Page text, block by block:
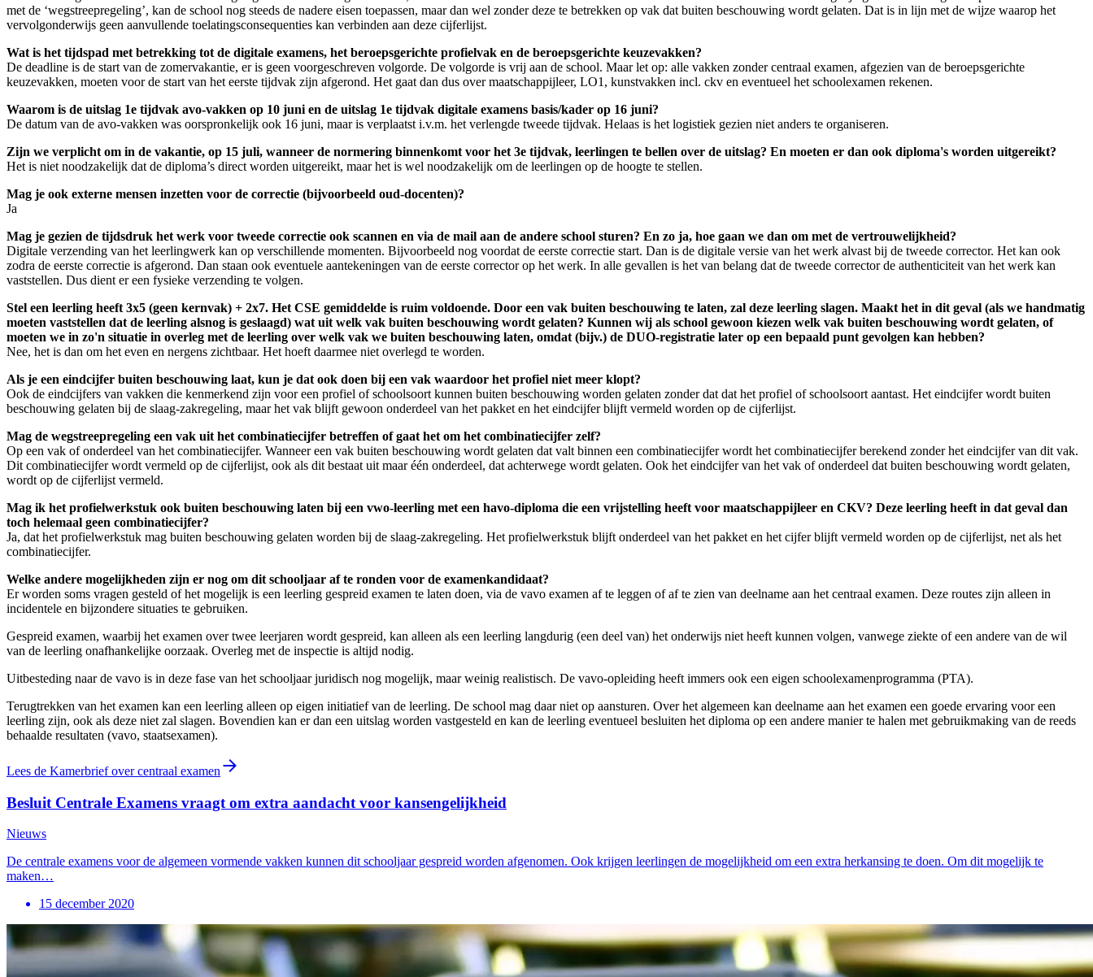
met de ‘wegstreepregeling’, kan de school nog steeds de nadere eisen toepassen, maar dan wel zonder deze te betrekken op vak dat buiten beschouwing wordt gelaten. Dat is in lijn met de wijze waarop het
vervolgonderwijs geen aanvullende toelatingsconsequenties kan verbinden aan deze cijferlijst.
Wat is het tijdspad met betrekking tot de digitale examens, het beroepsgerichte profielvak en de beroepsgerichte keuzevakken?
De deadline is de start van de zomervakantie, er is geen voorgeschreven volgorde. De volgorde is vrij aan de school. Maar let op: alle vakken zonder centraal examen, afgezien van de beroepsgerichte
keuzevakken, moeten voor de start van het eerste tijdvak zijn afgerond. Het gaat dan dus over maatschappijleer, LO1, kunstvakken incl. ckv en eventueel het schoolexamen rekenen.
Waarom is de uitslag 1e tijdvak avo-vakken op 10 juni en de uitslag 1e tijdvak digitale examens basis/kader op 16 juni?
De datum van de avo-vakken was oorspronkelijk ook 16 juni, maar is verplaatst i.v.m. het verlengde tweede tijdvak. Helaas is het logistiek gezien niet anders te organiseren.
Zijn we verplicht om in de vakantie, op 15 juli, wanneer de normering binnenkomt voor het 3e tijdvak, leerlingen te bellen over de uitslag? En moeten er dan ook diploma's worden uitgereikt?
Het is niet noodzakelijk dat de diploma’s direct worden uitgereikt, maar het is wel noodzakelijk om de leerlingen op de hoogte te stellen.
Mag je ook externe mensen inzetten voor de correctie (bijvoorbeeld oud-docenten)?
Ja
Mag je gezien de tijdsdruk het werk voor tweede correctie ook scannen en via de mail aan de andere school sturen? En zo ja, hoe gaan we dan om met de vertrouwelijkheid?
Digitale verzending van het leerlingwerk kan op verschillende momenten. Bijvoorbeeld nog voordat de eerste correctie start. Dan is de digitale versie van het werk alvast bij de tweede corrector. Het kan ook
zodra de eerste correctie is afgerond. Dan staan ook eventuele aantekeningen van de eerste corrector op het werk. In alle gevallen is het van belang dat de tweede corrector de authenticiteit van het werk kan
vaststellen. Dus dient er een fysieke verzending te volgen.
Stel een leerling heeft 3x5 (geen kernvak) + 2x7. Het CSE gemiddelde is ruim voldoende. Door een vak buiten beschouwing te laten, zal deze leerling slagen. Maakt het in dit geval (als we handmatig
moeten vaststellen dat de leerling alsnog is geslaagd) wat uit welk vak buiten beschouwing wordt gelaten? Kunnen wij als school gewoon kiezen welk vak buiten beschouwing wordt gelaten, of
moeten we in zo'n situatie in overleg met de leerling over welk vak we buiten beschouwing laten, omdat (bijv.) de DUO-registratie later op een bepaald punt gevolgen kan hebben?
Nee, het is dan om het even en nergens zichtbaar. Het hoeft daarmee niet overlegd te worden.
Als je een eindcijfer buiten beschouwing laat, kun je dat ook doen bij een vak waardoor het profiel niet meer klopt?
Ook de eindcijfers van vakken die kenmerkend zijn voor een profiel of schoolsoort kunnen buiten beschouwing worden gelaten zonder dat dat het profiel of schoolsoort aantast. Het eindcijfer wordt buiten
beschouwing gelaten bij de slaag-zakregeling, maar het vak blijft gewoon onderdeel van het pakket en het eindcijfer blijft vermeld worden op de cijferlijst.
Mag de wegstreepregeling een vak uit het combinatiecijfer betreffen of gaat het om het combinatiecijfer zelf?
Op een vak of onderdeel van het combinatiecijfer. Wanneer een vak buiten beschouwing wordt gelaten dat valt binnen een combinatiecijfer wordt het combinatiecijfer berekend zonder het eindcijfer van dit vak.
Dit combinatiecijfer wordt vermeld op de cijferlijst, ook als dit bestaat uit maar één onderdeel, dat achterwege wordt gelaten. Ook het eindcijfer van het vak of onderdeel dat buiten beschouwing wordt gelaten,
wordt op de cijferlijst vermeld.
Mag ik het profielwerkstuk ook buiten beschouwing laten bij een vwo-leerling met een havo-diploma die een vrijstelling heeft voor maatschappijleer en CKV? Deze leerling heeft in dat geval dan
toch helemaal geen combinatiecijfer?
Ja, dat het profielwerkstuk mag buiten beschouwing gelaten worden bij de slaag-zakregeling. Het profielwerkstuk blijft onderdeel van het pakket en het cijfer blijft vermeld worden op de cijferlijst, net als het
combinatiecijfer.
Welke andere mogelijkheden zijn er nog om dit schooljaar af te ronden voor de examenkandidaat?
Er worden soms vragen gesteld of het mogelijk is een leerling gespreid examen te laten doen, via de vavo examen af te leggen of af te zien van deelname aan het centraal examen. Deze routes zijn alleen in
incidentele en bijzondere situaties te gebruiken.
Gespreid examen, waarbij het examen over twee leerjaren wordt gespreid, kan alleen als een leerling langdurig (een deel van) het onderwijs niet heeft kunnen volgen, vanwege ziekte of een andere van de wil
van de leerling onafhankelijke oorzaak. Overleg met de inspectie is altijd nodig.
Uitbesteding naar de vavo is in deze fase van het schooljaar juridisch nog mogelijk, maar weinig realistisch. De vavo-opleiding heeft immers ook een eigen schoolexamenprogramma (PTA).
Terugtrekken van het examen kan een leerling alleen op eigen initiatief van de leerling. De school mag daar niet op aansturen. Over het algemeen kan deelname aan het examen een goede ervaring voor een
leerling zijn, ook als deze niet zal slagen. Bovendien kan er dan een uitslag worden vastgesteld en kan de leerling eventueel besluiten het diploma op een andere manier te halen met gebruikmaking van de reeds
behaalde resultaten (vavo, staatsexamen).
Lees de Kamerbrief over centraal examen
Besluit Centrale Examens vraagt om extra aandacht voor kansengelijkheid
Nieuws
De centrale examens voor de algemeen vormende vakken kunnen dit schooljaar gespreid worden afgenomen. Ook krijgen leerlingen de mogelijkheid om een extra herkansing te doen. Om dit mogelijk te
maken…
15 december 2020